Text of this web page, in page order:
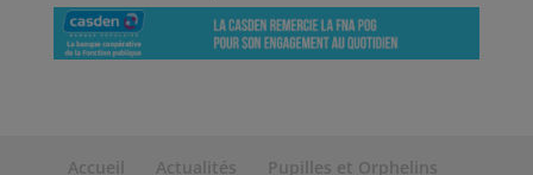
Accueil Actualités Pupilles et Orphelins